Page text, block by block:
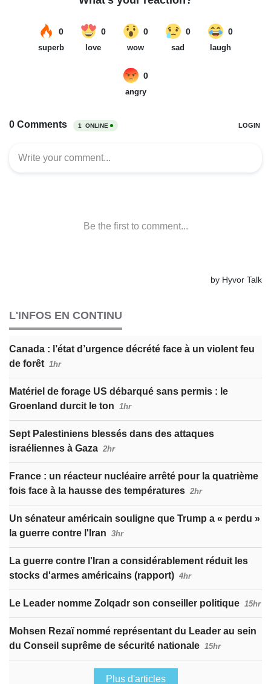
L'INFOS EN CONTINU
Canada : l’état d’urgence décrété face à un violent feu
de forêt 1hr
Matériel de forage US débarqué sans permis : le
Groenland durcit le ton 1hr
Sept Palestiniens blessés dans des attaques
israéliennes à Gaza 2hr
France : un réacteur nucléaire arrêté pour la quatrième
fois face à la hausse des températures 2hr
Un sénateur américain souligne que Trump a « perdu »
la guerre contre l'Iran 3hr
La guerre contre l'Iran a considérablement réduit les
stocks d'armes américains (rapport) 4hr
Le Leader nomme Zolqadr son conseiller politique 15hr
Mohsen Rezaï nommé représentant du Leader au sein
du Conseil suprême de sécurité nationale 15hr
Plus d'articles